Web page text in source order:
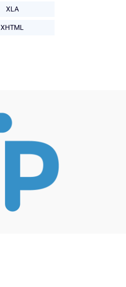
XLA
XHTML